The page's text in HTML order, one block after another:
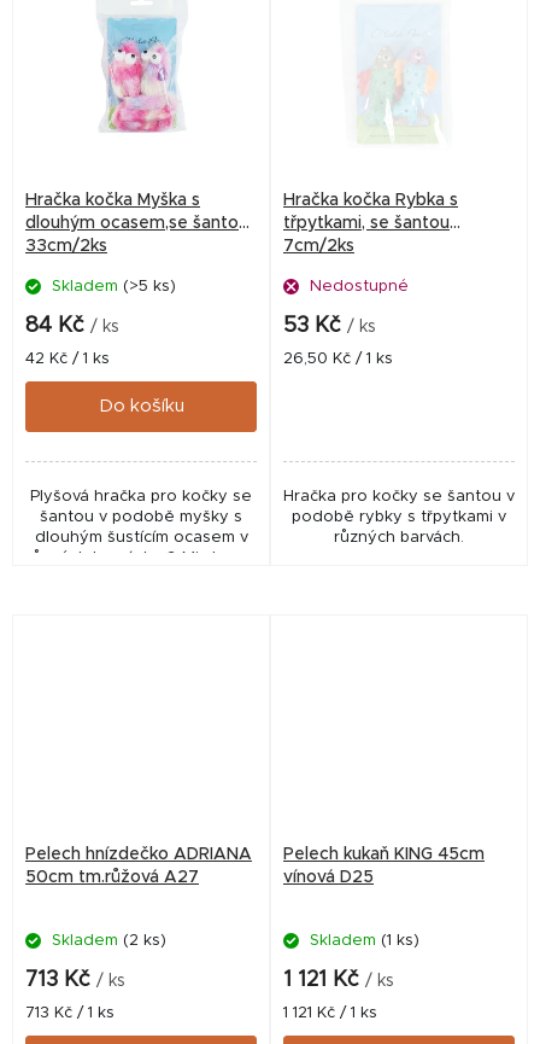
Hračka kočka Myška s
dlouhým ocasem,se šantou
33cm/2ks
Skladem (>5 ks)
84 Kč / ks
Měrná
cena:
42 Kč / 1 ks
Do košíku
Plyšová hračka pro kočky se
šantou v podobě myšky s
dlouhým šustícím ocasem v
Hračka kočka Rybka s
třpytkami, se šantou
7cm/2ks
Nedostupné
53 Kč / ks
Měrná
26,50 Kč / 1 ks
Hračka pro kočky se šantou v
podobě rybky s třpytkami v
různých barvách.
Pelech hnízdečko ADRIANA
50cm tm.růžová A27
Skladem (2 ks)
713 Kč / ks
Měrná
cena:
713 Kč / 1 ks
Pelech kukaň KING 45cm
vínová D25
Skladem (1 ks)
1 121 Kč / ks
Měrná
cena:
1 121 Kč / 1 ks